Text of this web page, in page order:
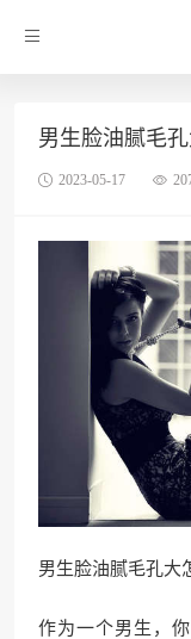
男生脸油腻毛孔
2023-05-17
男生脸油腻毛孔大
作为一个男生，